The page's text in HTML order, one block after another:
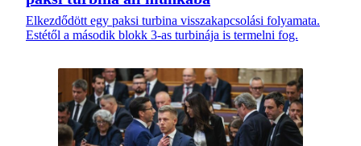
Elkezdődött egy paksi turbina visszakapcsolási folyamata.
Estétől a második blokk 3-as turbinája is termelni fog.